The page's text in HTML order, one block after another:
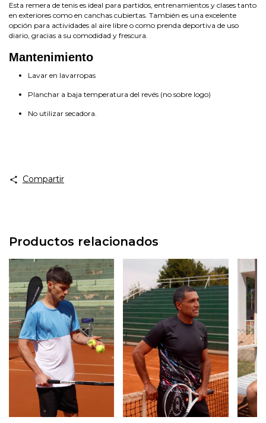
Esta remera de tenis es ideal para partidos, entrenamientos y clases tanto
en exteriores como en canchas cubiertas. También es una excelente
opción para actividades al aire libre o como prenda deportiva de uso
diario, gracias a su comodidad y frescura.
Mantenimiento
Lavar en lavarropas
Planchar a baja temperatura del revés (no sobre logo)
No utilizar secadora.
Compartir
Productos relacionados